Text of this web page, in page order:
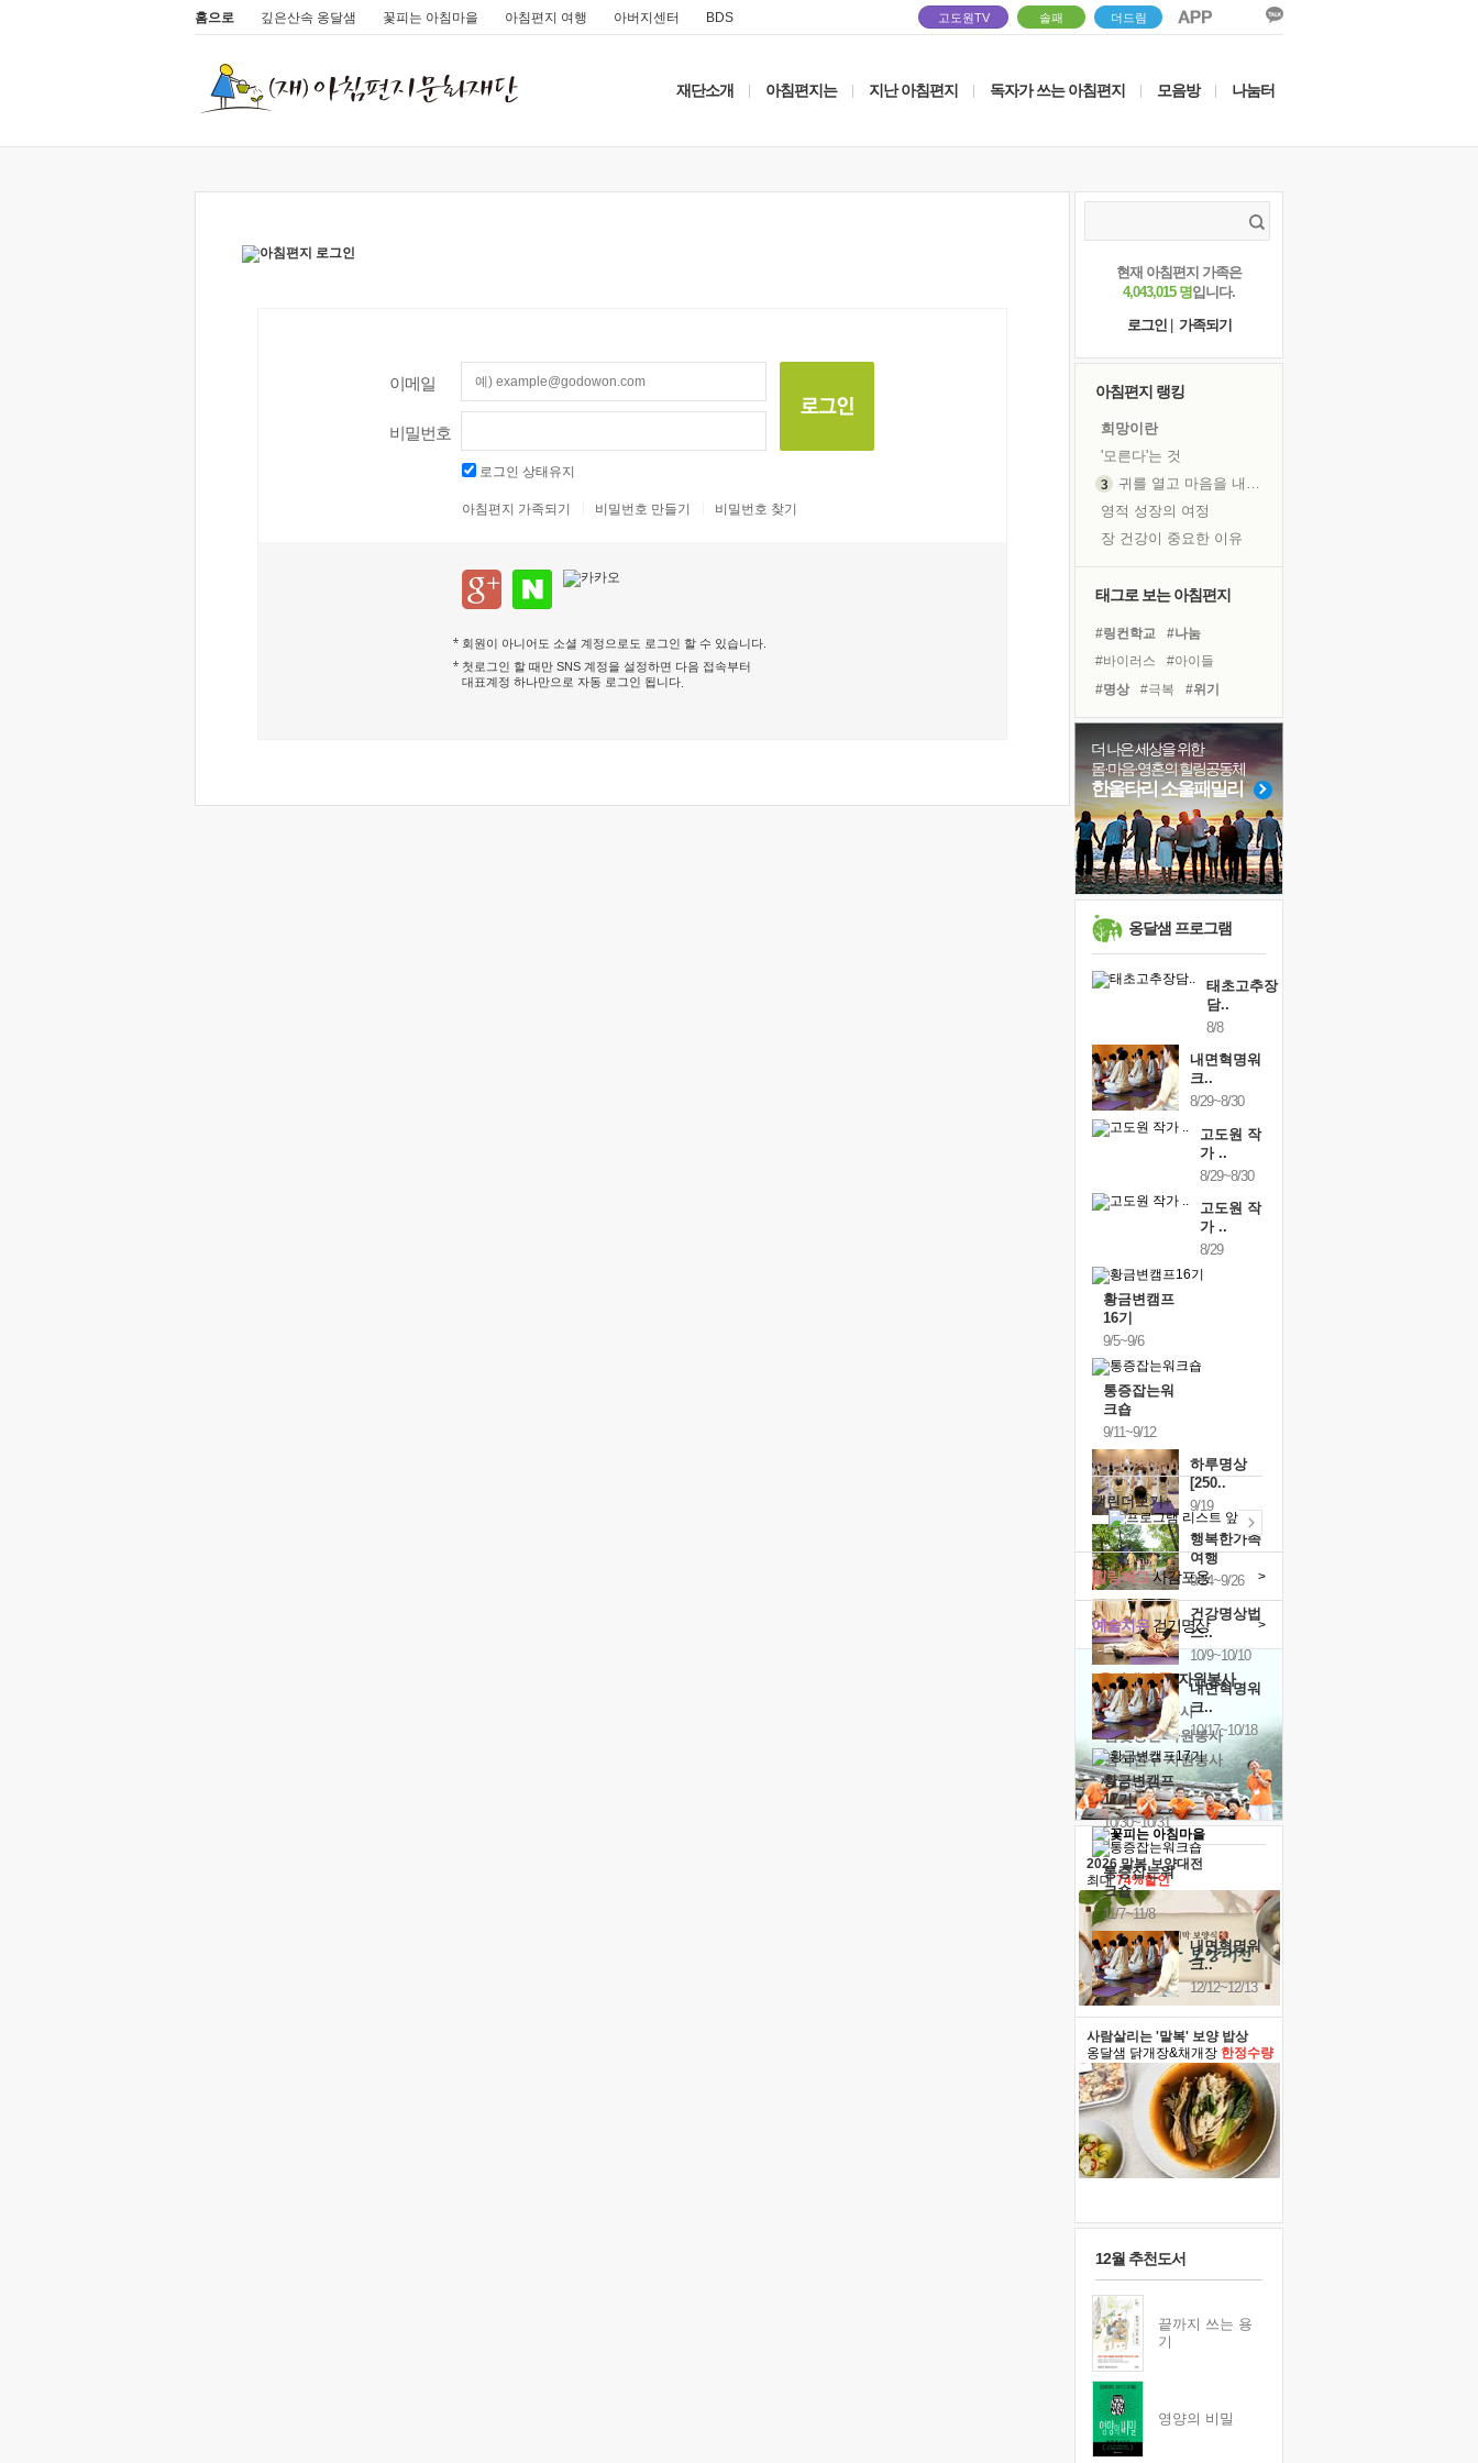
홈으로 깊은산속 옹달샘 꽃피는 아침마을 아침편지 여행 아버지센터 BDS 고도원TV 솔패 더드림
재단소개 아침편지는 지난 아침편지 독자가 쓰는 아침편지 모음방 나눔터
이메일
비밀번호
로그인 상태유지
아침편지 가족되기 비밀번호 만들기 비밀번호 찾기
회원이 아니어도 소셜 계정으로도 로그인 할 수 있습니다.
첫로그인 할 때만 SNS 계정을 설정하면 다음 접속부터
대표계정 하나만으로 자동 로그인 됩니다
현재 아침편지 가족은
4,043,015 명입니다.
로그인
가족되기
아침편지 랭킹
희망이란
'모른다'는 것
귀를 열고 마음을 내어주고
영적 성장의 여정
장 건강이 중요한 이유
꿈이 실제가 되는 것
'말 타는 법'을 먼저
졸업식 사진을 보며
극심한 변비, 어깨결림, 수면 장애
아픈 아버지를 위한 공간 설계
슬럼프
보고 싶은 어머니
유년 시절의 부산 영도 바다
못된 꼰대들
태그로 보는 아침편지
#링컨학교
#나눔
#바이러스
#아이들
#명상
#극복
#위기
#다짐
#독서
#도움
#친구
#면역력
#계획
#희망
#경험
#비전캠프
#선택
#독서캠프
#힐링
#삶
#사람
더 나은 세상을 위한
몸·마음·영혼의 힐링공동체
한울타리 소울패밀리
옹달샘 프로그램
태초고추장
담..
8/8
내면혁명워
크..
8/29~8/30
고도원 작
가 ..
8/29~8/30
고도원 작
가 ..
8/29
황금변캠프
16기
9/5~9/6
통증잡는워
크숍
9/11~9/12
하루명상
[250..
9/19
행복한가족
여행
9/24~9/26
건강명상법
스..
10/9~10/10
내면혁명워
크..
10/17~10/18
황금변캠프
17기
10/30~10/31
통증잡는워
크숍
11/7~11/8
내면혁명워
크..
12/12~12/13
캘린더보기+
예술치유걷기명상 >
힐링허그사감포옹 >
'옹달샘의 꽃'자원봉사
· 청년 자원봉사
· 금빛청년 자원봉사
· 음식연구 자원봉사
2026 말복 보양대전
최대74%할인
사람살리는 '말복' 보양 밥상
옹달샘 닭개장&채개장 한정수량
12월 추천도서
끝까지 쓰는 용
기
영양의 비밀